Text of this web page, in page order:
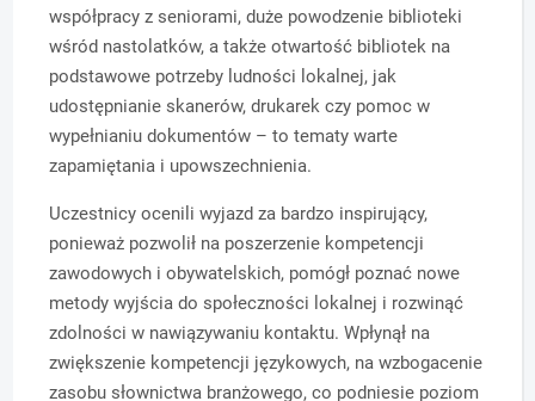
współpracy z seniorami, duże powodzenie biblioteki
wśród nastolatków, a także otwartość bibliotek na
podstawowe potrzeby ludności lokalnej, jak
udostępnianie skanerów, drukarek czy pomoc w
wypełnianiu dokumentów – to tematy warte
zapamiętania i upowszechnienia.
Uczestnicy ocenili wyjazd za bardzo inspirujący,
ponieważ pozwolił na poszerzenie kompetencji
zawodowych i obywatelskich, pomógł poznać nowe
metody wyjścia do społeczności lokalnej i rozwinąć
zdolności w nawiązywaniu kontaktu. Wpłynął na
zwiększenie kompetencji językowych, na wzbogacenie
zasobu słownictwa branżowego, co podniesie poziom